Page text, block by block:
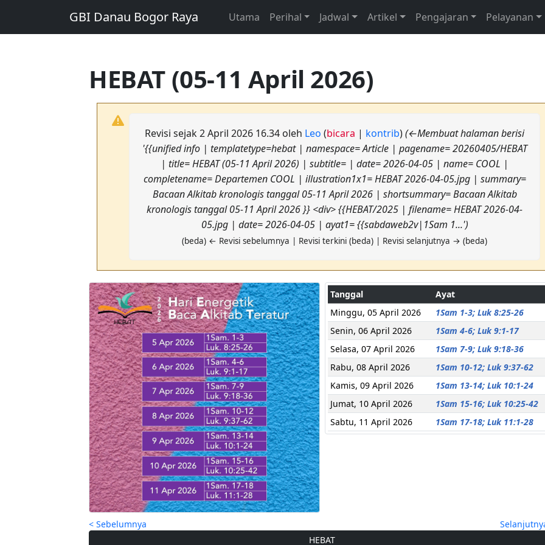
GBI Danau Bogor Raya Utama Perihal Jadwal Artikel Pengajaran Pelayanan
HEBAT (05-11 April 2026)
Revisi sejak 2 April 2026 16.34 oleh Leo (bicara | kontrib)(←Membuat halaman berisi
'{{unified info | templatetype=hebat | namespace= Article | pagename= 20260405/HEBAT
| title= HEBAT (05-11 April 2026) | subtitle= | date= 2026-04-05 | name= COOL |
completename= Departemen COOL | illustration1x1= HEBAT 2026-04-05.jpg | summary=
Bacaan Alkitab kronologis tanggal 05-11 April 2026 | shortsummary= Bacaan Alkitab
kronologis tanggal 05-11 April 2026 }} <div> {{HEBAT/2025 | filename= HEBAT 2026-04-
05.jpg | date= 2026-04-05 | ayat1= {{sabdaweb2v|1Sam 1...')
(beda) ← Revisi sebelumnya | Revisi terkini (beda) | Revisi selanjutnya → (beda)
Tanggal
Ayat
Minggu, 05 April 2026
1Sam 1-3; Luk 8:25-26
Senin, 06 April 2026
1Sam 4-6; Luk 9:1-17
Selasa, 07 April 2026
1Sam 7-9; Luk 9:18-36
Rabu, 08 April 2026
1Sam 10-12; Luk 9:37-62
Kamis, 09 April 2026
1Sam 13-14; Luk 10:1-24
Jumat, 10 April 2026
1Sam 15-16; Luk 10:25-42
Sabtu, 11 April 2026
1Sam 17-18; Luk 11:1-28
< Sebelumnya
HEBAT